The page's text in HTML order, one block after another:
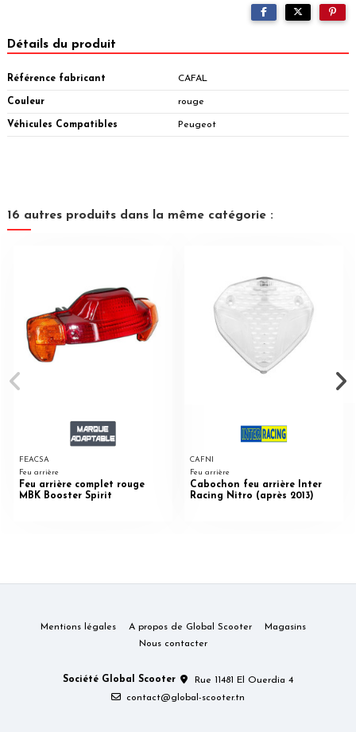
Détails du produit
Référence fabricant CAFAL
Couleur rouge
Véhicules Compatibles Peugeot
16 autres produits dans la même catégorie :
FEACSA
Feu arrière
Feu arrière complet rouge
MBK Booster Spirit
CAFNI
Feu arrière
Cabochon feu arrière Inter
Racing Nitro (après 2013)
Mentions légales A propos de Global Scooter
Magasins
Nous contacter
Société Global Scooter
Rue 11481 El Ouerdia 4
contact@global-scooter.tn